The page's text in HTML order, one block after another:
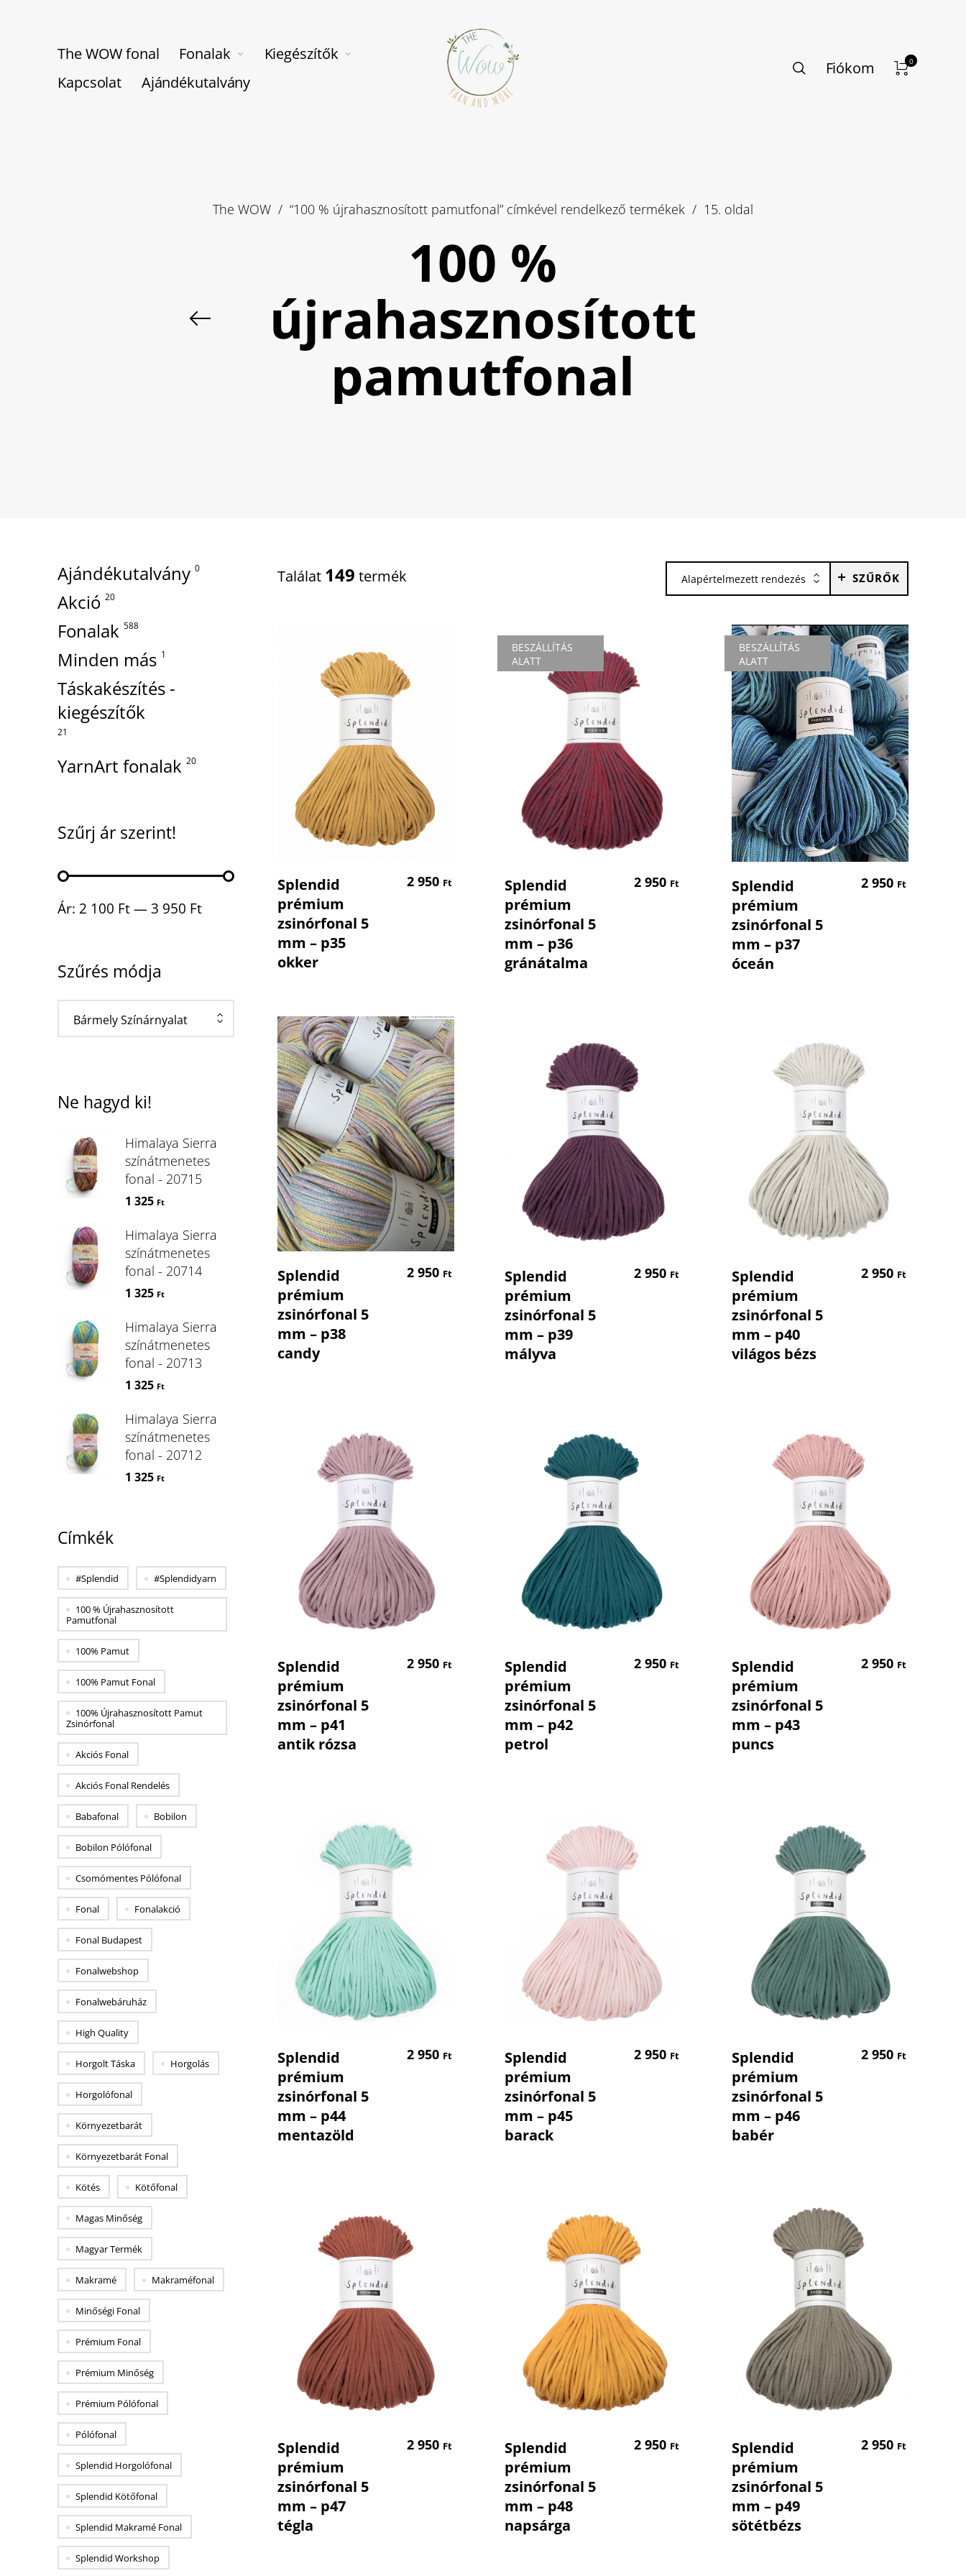
The WOW fonal Fonalak
Kiegészítők
Kapcsolat
Ajándékutalvány
Fiókom 0
The WOW / “100 % újrahasznosított pamutfonal” címkével rendelkező termékek / 15. oldal
100 %
újrahasznosított
pamutfonal
Ajándékutalvány 0
Akció 20
Fonalak 588
Minden más 1
Táskakészítés -
kiegészítők
21
YarnArt fonalak 20
Szűrj ár szerint!
Min ár
Max ár
Ár: 2 100 Ft — 3 950 Ft
Szűrés módja
Bármely Színárnyalat
Ne hagyd ki!
Himalaya Sierra
színátmenetes
fonal - 20715
1 325 Ft
Himalaya Sierra
színátmenetes
fonal - 20714
1 325 Ft
Himalaya Sierra
színátmenetes
fonal - 20713
1 325 Ft
Himalaya Sierra
színátmenetes
fonal - 20712
1 325 Ft
Címkék
#splendid #splendidyarn
100 % Újrahasznosított
Pamutfonal
100% Pamut
100% Pamut Fonal
100% Újrahasznosított Pamut
Zsinórfonal
Akciós Fonal
Akciós Fonal Rendelés
Babafonal Bobilon
Bobilon Pólófonal
Csomómentes Pólófonal
Fonal Fonalakció
Fonal Budapest
Fonalwebshop
Fonalwebáruház
High Quality
Horgolt Táska Horgolás
Horgolófonal
Környezetbarát
Környezetbarát Fonal
Kötés Kötőfonal
Magas Minőség
Magyar Termék
Makramé Makraméfonal
Minőségi Fonal
Prémium Fonal
Prémium Minőség
Prémium Pólófonal
Pólófonal
Splendid Horgolófonal
Splendid Kötőfonal
Splendid Makramé Fonal
Splendid Workshop
Találat 149 termék Alapértelmezett rendezés SZŰRŐK
Kosárba Teszem
Splendid
prémium
zsinórfonal 5
mm – p35
okker
2 950 Ft
BESZÁLLÍTÁS
ALATT
Tovább Olvasom
Splendid
prémium
zsinórfonal 5
mm – p36
gránátalma
2 950 Ft
BESZÁLLÍTÁS
ALATT
Tovább Olvasom
Splendid
prémium
zsinórfonal 5
mm – p37
óceán
2 950 Ft
Kosárba Teszem
Splendid
prémium
zsinórfonal 5
mm – p38
candy
2 950 Ft Kosárba Teszem
Splendid
prémium
zsinórfonal 5
mm – p39
mályva
2 950 Ft Kosárba Teszem
Splendid
prémium
zsinórfonal 5
mm – p40
világos bézs
2 950 Ft
Kosárba Teszem
Splendid
prémium
zsinórfonal 5
mm – p41
antik rózsa
2 950 Ft Kosárba Teszem
Splendid
prémium
zsinórfonal 5
mm – p42
petrol
2 950 Ft Kosárba Teszem
Splendid
prémium
zsinórfonal 5
mm – p43
puncs
2 950 Ft
Kosárba Teszem
Splendid
prémium
zsinórfonal 5
mm – p44
mentazöld
2 950 Ft Kosárba Teszem
Splendid
prémium
zsinórfonal 5
mm – p45
barack
2 950 Ft Kosárba Teszem
Splendid
prémium
zsinórfonal 5
mm – p46
babér
2 950 Ft
Kosárba Teszem
Splendid
prémium
zsinórfonal 5
mm – p47
tégla
2 950 Ft Kosárba Teszem
Splendid
prémium
zsinórfonal 5
mm – p48
napsárga
2 950 Ft Kosárba Teszem
Splendid
prémium
zsinórfonal 5
mm – p49
sötétbézs
2 950 Ft
Impresszum
Kapcsolat
Viszonteladóknak
Adatvédelem
SZNUR fonalak